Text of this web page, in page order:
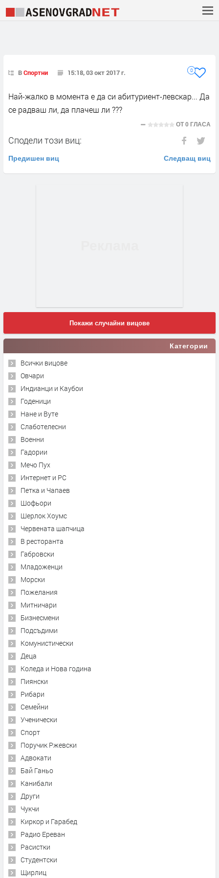
ВСпортни 15:18, 03 окт 2017 г. 0
Най-жалко в момента е да си абитуриент-левскар... Да
се радваш ли, да плачеш ли ???
ОТ0 ГЛАСА
Сподели този виц:
Предишен виц Следващ виц
Покажи случайни вицове
Категории
Всички вицове
Овчари
Индианци и Каубои
Годеници
Нане и Вуте
Слаботелесни
Военни
Гадории
Мечо Пух
Интернет и PC
Петка и Чапаев
Шофьори
Шерлок Хоумс
Червената шапчица
В ресторанта
Габровски
Младоженци
Морски
Пожелания
Митничари
Бизнесмени
Подсъдими
Комунистически
Деца
Коледа и Нова година
Пиянски
Рибари
Семейни
Ученически
Спорт
Поручик Ржевски
Адвокати
Бай Ганьо
Канибали
Други
Чукчи
Киркор и Гарабед
Радио Ереван
Расистки
Студентски
Щирлиц